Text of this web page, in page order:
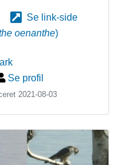
Se link-side
oenanthe)
Se profil
2021-08-03